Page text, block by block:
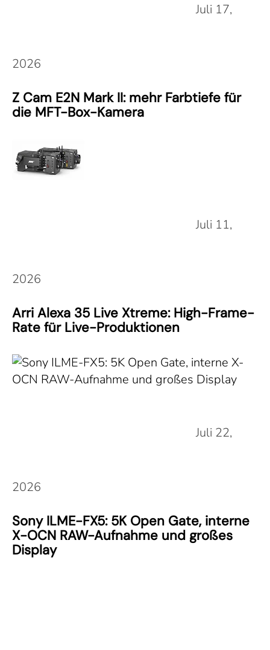
Juli 17,
2026
Z Cam E2N Mark II: mehr Farbtiefe für
die MFT-Box-Kamera
Juli 11,
2026
Arri Alexa 35 Live Xtreme: High-Frame-
Rate für Live-Produktionen
Juli 22,
2026
Sony ILME-FX5: 5K Open Gate, interne
X-OCN RAW-Aufnahme und großes
Display